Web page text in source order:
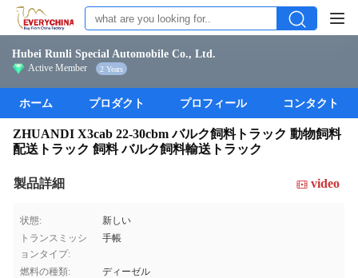
Hubei Runli Special Automobile Co., Ltd.
Active Member 2 Years
ホーム プロダクト プロフィール コンタクト
ZHUANDI X3cab 22-30cbm バルク飼料トラック 動物飼料
配送トラック 飼料 バルク飼料輸送トラック
製品詳細 video
状態:
新しい
トランスミッシ
ョンタイプ:
手帳
燃料の種類:
ディーゼル